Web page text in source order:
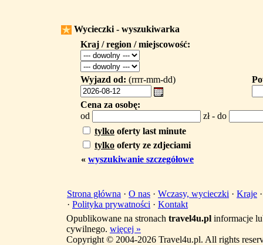
Wycieczki - wyszukiwarka
Kraj / region / miejscowość:
Wyjazd od: (rrrr-mm-dd)
Cena za osobę:
od
zł - do
tylko oferty last minute
tylko oferty ze zdjeciami
« wyszukiwanie szczegółowe
Strona główna · O nas · Wczasy, wycieczki · Kraje
· Polityka prywatności · Kontakt
Opublikowane na stronach travel4u.pl informacje
cywilnego. więcej »
Copyright © 2004-2026 Travel4u.pl. All rights